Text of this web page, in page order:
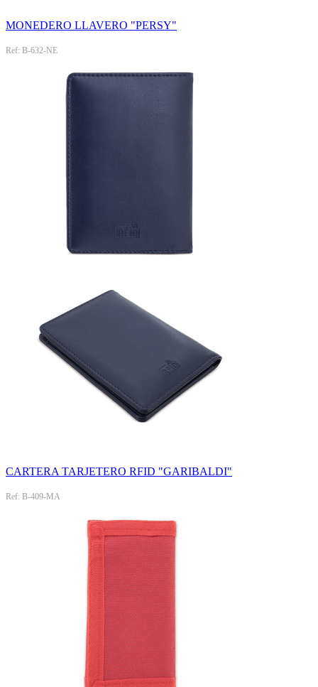
MONEDERO LLAVERO "PERSY"
Ref: B-632-NE
CARTERA TARJETERO RFID "GARIBALDI"
Ref: B-409-MA